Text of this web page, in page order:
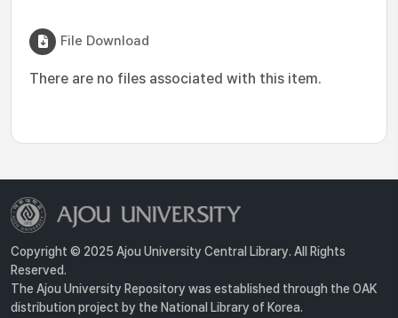
File Download
There are no files associated with this item.
Copyright © 2025 Ajou University Central Library. All Rights
Reserved.
The Ajou University Repository was established through the OAK
distribution project by the National Library of Korea.